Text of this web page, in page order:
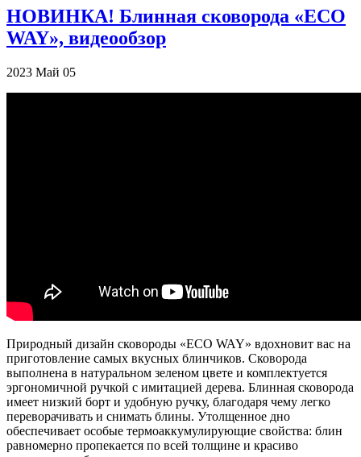
НОВИНКА! Блинная сковорода «ECO
WAY», видеообзор
2023 Май 05
Природный дизайн сковороды «ECO WAY» вдохновит вас на
приготовление самых вкусных блинчиков. Сковорода
выполнена в натуральном зеленом цвете и комплектуется
эргономичной ручкой с имитацией дерева. Блинная сковорода
имеет низкий борт и удобную ручку, благодаря чему легко
переворачивать и снимать блины. Утолщенное дно
обеспечивает особые термоаккумулирующие свойства: блин
равномерно пропекается по всей толщине и красиво